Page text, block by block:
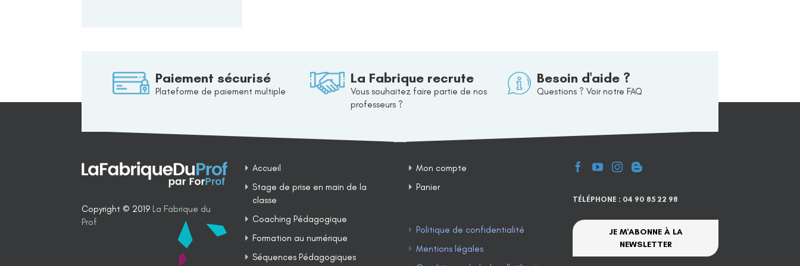
Paiement sécurisé
Plateforme de paiement multiple
La Fabrique recrute
Vous souhaitez faire partie de nos
professeurs ?
Besoin d'aide ?
Questions ? Voir notre FAQ
Copyright © 2019 La Fabrique du
Prof
Accueil
Stage de prise en main de la
classe
Coaching Pédagogique
Formation au numérique
Séquences Pédagogiques
Mon compte
Panier
Politique de confidentialité
Mentions légales
TÉLÉPHONE : 04 90 85 22 98
JE M'ABONNE À LA
NEWSLETTER